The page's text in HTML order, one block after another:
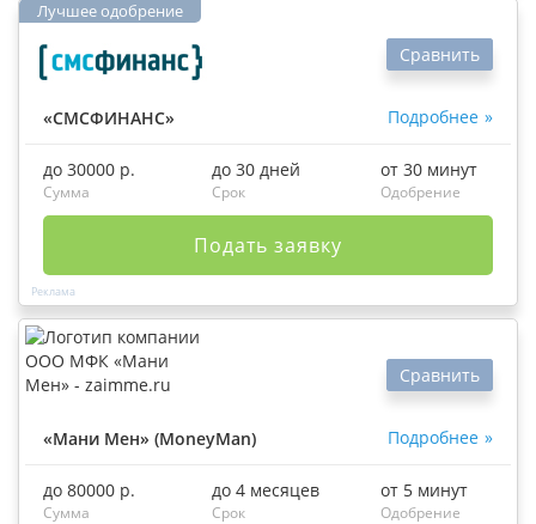
«СМСФИНАНС» Подробнее
Сравнить
до 30000 р.
Сумма
до 30 дней
Срок
от 30 минут
Одобрение
Подать заявку
«Мани Мен» (MoneyMan) Подробнее
Сравнить
до 80000 р.
Сумма
до 4 месяцев
Срок
от 5 минут
Одобрение